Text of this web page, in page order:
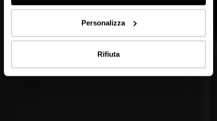
Personalizza
Rifiuta